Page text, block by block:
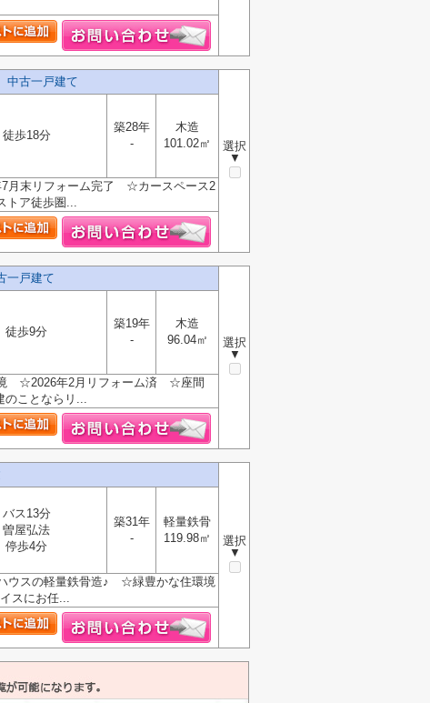
中古一戸建て
選択
▼
徒歩18分
築28年
-
木造
101.02㎡
月末リフォーム完了 ☆カースペース2
ア徒歩圏...
一戸建て
選択
▼
徒歩9分
築19年
-
木造
96.04㎡
境 ☆2026年2月リフォーム済 ☆座間
ことならリ...
選択
▼
バス13分
曽屋弘法
停歩4分
築31年
-
軽量鉄骨
119.98㎡
ウスの軽量鉄骨造♪ ☆緑豊かな住環境
スにお任...